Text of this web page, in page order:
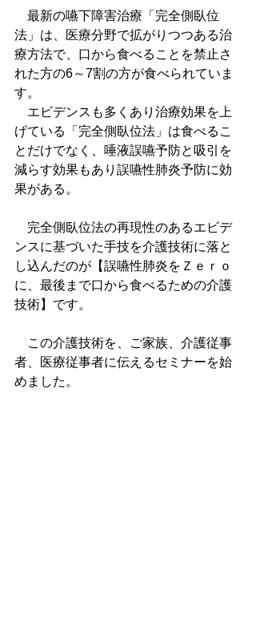
最新の嚥下障害治療「完全側臥位
法」は、医療分野で拡がりつつある治
療方法で、口から食べることを禁止さ
れた方の6～7割の方が食べられていま
す。
エビデンスも多くあり治療効果を上
げている「完全側臥位法」は食べるこ
とだけでなく、唾液誤嚥予防と吸引を
減らす効果もあり誤嚥性肺炎予防に効
果がある。
完全側臥位法の再現性のあるエビデ
ンスに基づいた手技を介護技術に落と
し込んだのが【誤嚥性肺炎をＺｅｒｏ
に、最後まで口から食べるための介護
技術】です。
この介護技術を、ご家族、介護従事
者、医療従事者に伝えるセミナーを始
めました。